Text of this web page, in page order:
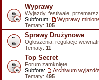
Wyprawy
Wyjazdy, festiwale,
Subforum:
Wyprawy
Tematy: 105
Sprawy Drużynowe
Ogłoszenia, regulacje
Tematy: 11
Top Secret
Forum zamknięte
Subfora:
Archiwum
Tematy: 495